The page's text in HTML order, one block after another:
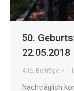
50.
22.05.2018
Alle, Beiträge
Nachträglich